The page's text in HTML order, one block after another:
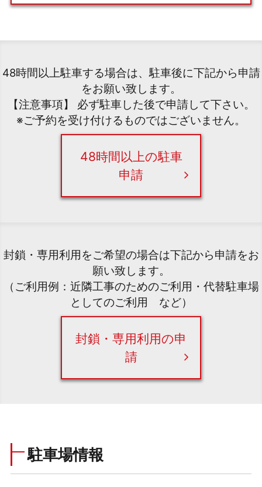
48時間以上駐車する場合は、駐車後に下記から申請
をお願い致します。
【注意事項】 必ず駐車した後で申請して下さい。
※ご予約を受け付けるものではございません。
48時間以上の駐車
申請
封鎖・専用利用をご希望の場合は下記から申請をお
願い致します。
（ご利用例：近隣工事のためのご利用・代替駐車場
としてのご利用 など）
封鎖・専用利用の申
請
駐車場情報